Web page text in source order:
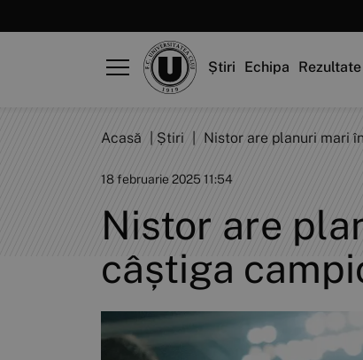
Știri Echipa Rezultate
Acasă Știri Nistor are planuri mari
18 februarie 2025 11:54
Nistor are
câștiga